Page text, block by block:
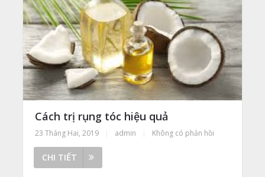
Cách trị rụng tóc hiệu quả
23 Tháng Hai, 2019 admin Không có phản hồi
CHI TIẾT